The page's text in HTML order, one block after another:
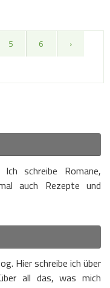
5 6 ›
schreibe Romane,
auch Rezepte und
Hier schreibe ich über
all das, was mich